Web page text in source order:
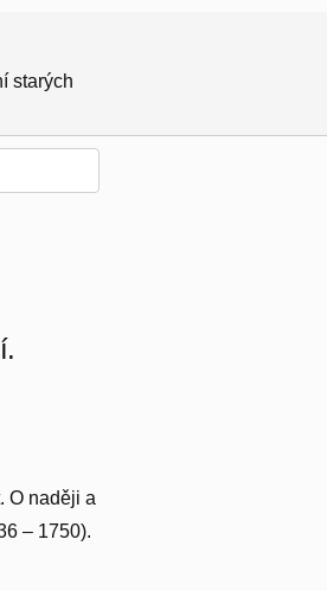
starých
O naději a
– 1750).